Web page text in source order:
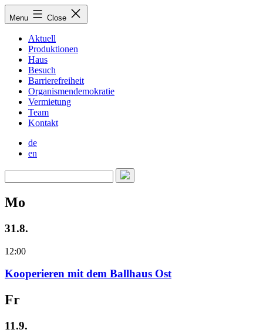
Skip
toMenu Close
Aktuell
Produktionen
Haus
Besuch
Barrierefreiheit
Organismendemokratie
Vermietung
Team
Kontakt
de
en
Mo
31.8.
12:00
Kooperieren mit dem Ballhaus Ost
Fr
11.9.